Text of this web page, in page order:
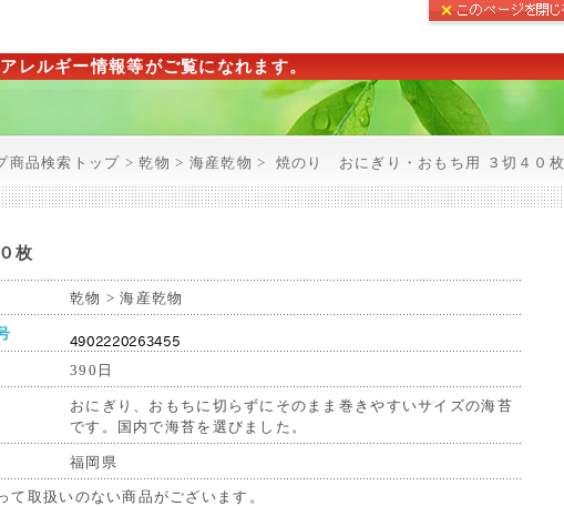
レルギー情報等がご覧になれます。
商品検索トップ > 乾物 > 海産乾物 > 焼のり おにぎり・おもち用 ３切４０枚
枚
乾物 > 海産乾物
390日
おにぎり、おもちに切らずにそのまま巻きやすいサイズの海苔
です。国内で海苔を選びました。
福岡県
て取扱いのない商品がございます。